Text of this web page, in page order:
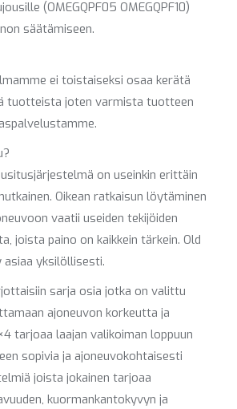
(OMEGQPF05 OMEGQPF10)
säätämiseen.
ei toistaiseksi osaa kerätä
tuotteista joten varmista tuotteen
on useinkin erittäin
Oikean ratkaisun löytäminen
vaatii useiden tekijöiden
joista paino on kaikkein tärkein. Old
asiaa yksilöllisesti.
sarja osia jotka on valittu
ajoneuvon korkeutta ja
tarjoaa laajan valikoiman loppuun
sopivia ja ajoneuvokohtaisesti
joista jokainen tarjoaa
kuormankantokyvyn ja